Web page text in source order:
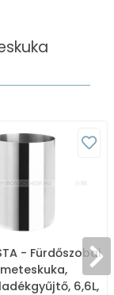
- Fürdőszobai
6,6L,